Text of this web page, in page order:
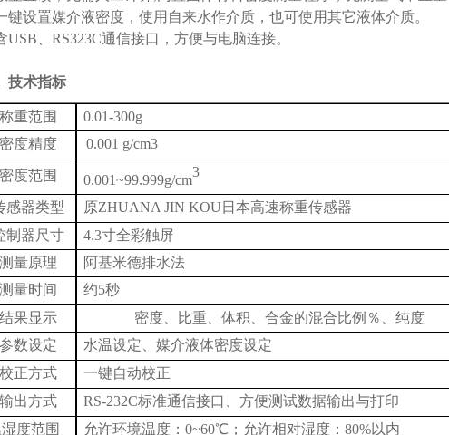
键设置媒介液密度，使用自来水作介质，也可使用其它液体介质。
USB RS323C通信接口，方便与电脑连接。
技术指标
称重范围
0.01-300g
密度精度
0.001 g/cm3
密度范围 0.001~99.999g/cm
3
感器类型
原ZHUANA JIN KOU日本高速称重传感器
制器尺寸
4.3寸全彩触屏
测量原理
阿基米德排水法
测量时间
约5秒
结果显示
密度、比重、体积、合金的混合比例％、纯度
参数设定
水温设定、媒介液体密度设定
校正方式
一键自动校正
输出方式
RS-232C标准通信接口、方便测试数据输出与打印
度范围
允许环境温度： 0~60℃；允许相对湿度： 80%以内